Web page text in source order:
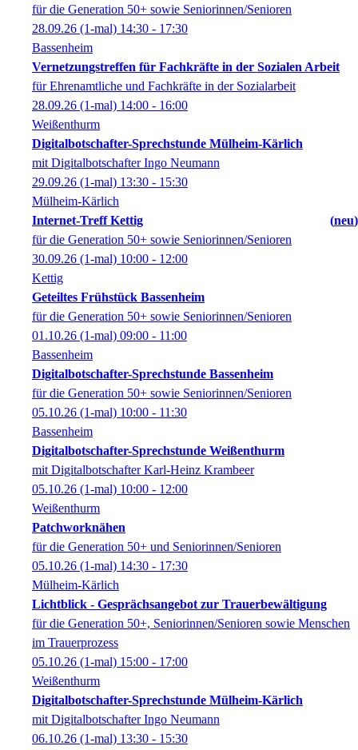
für die Generation 50+ sowie Seniorinnen/Senioren
28.09.26 (1-mal) 14:30 - 17:30
Bassenheim
Vernetzungstreffen für Fachkräfte in der Sozialen Arbeit
für Ehrenamtliche und Fachkräfte in der Sozialarbeit
28.09.26 (1-mal) 14:00 - 16:00
Weißenthurm
Digitalbotschafter-Sprechstunde Mülheim-Kärlich
mit Digitalbotschafter Ingo Neumann
29.09.26 (1-mal) 13:30 - 15:30
Mülheim-Kärlich
Internet-Treff Kettig
neu
für die Generation 50+ sowie Seniorinnen/Senioren
30.09.26 (1-mal) 10:00 - 12:00
Kettig
Geteiltes Frühstück Bassenheim
für die Generation 50+ sowie Seniorinnen/Senioren
01.10.26 (1-mal) 09:00 - 11:00
Bassenheim
Digitalbotschafter-Sprechstunde Bassenheim
für die Generation 50+ sowie Seniorinnen/Senioren
05.10.26 (1-mal) 10:00 - 11:30
Bassenheim
Digitalbotschafter-Sprechstunde Weißenthurm
mit Digitalbotschafter Karl-Heinz Krambeer
05.10.26 (1-mal) 10:00 - 12:00
Weißenthurm
Patchworknähen
für die Generation 50+ und Seniorinnen/Senioren
05.10.26 (1-mal) 14:30 - 17:30
Mülheim-Kärlich
Lichtblick - Gesprächsangebot zur Trauerbewältigung
für die Generation 50+, Seniorinnen/Senioren sowie Menschen
im Trauerprozess
05.10.26 (1-mal) 15:00 - 17:00
Weißenthurm
Digitalbotschafter-Sprechstunde Mülheim-Kärlich
mit Digitalbotschafter Ingo Neumann
06.10.26 (1-mal) 13:30 - 15:30